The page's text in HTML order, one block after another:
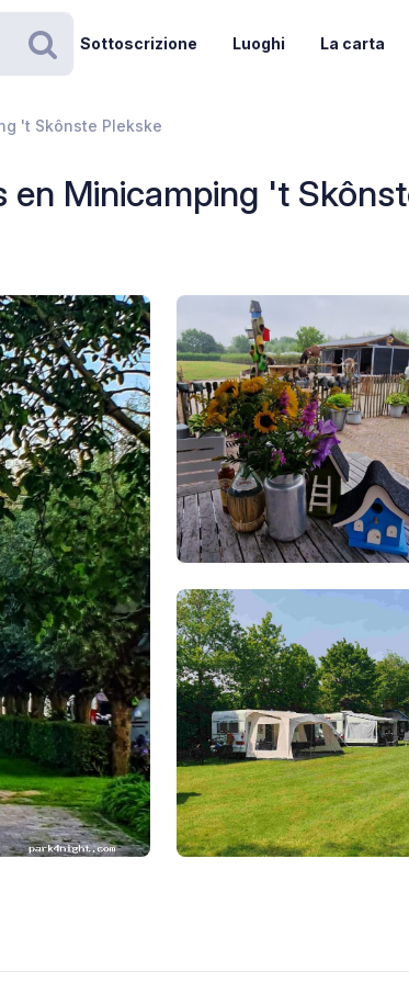
Ricerca
Sottoscrizione Luoghi La carta
't Skônste Plekske
en Minicamping 't